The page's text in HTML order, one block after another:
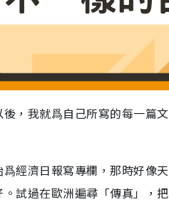
，我就爲自己所寫的每一篇
經濟日報寫專欄，那時好像
。試過在歐洲遍尋「傳真」，